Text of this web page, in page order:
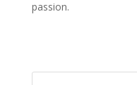
passion.